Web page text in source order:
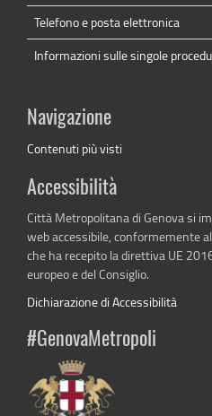
Telefono e posta elettronica
Informazioni sulle singole
Navigazione
Contenuti più visti
Accessibilità
Città Metropolitana di Genova si
web accessibile, conformemente
che ha recepito la direttiva UE
europeo e del Consiglio.
Dichiarazione di Accessibilità
#GenovaMetropoli